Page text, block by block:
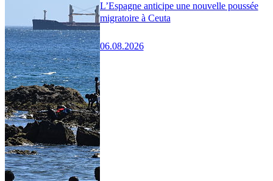
L’Espagne anticipe une nouvelle poussée
migratoire à Ceuta
06.08.2026